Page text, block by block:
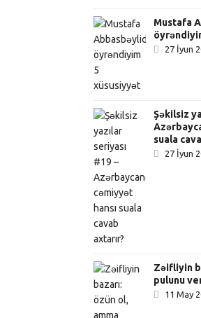
Mustafa
27 İyun
Şəkilsiz
suala
27 İyun
Zəifliyin
pulunu
11 May